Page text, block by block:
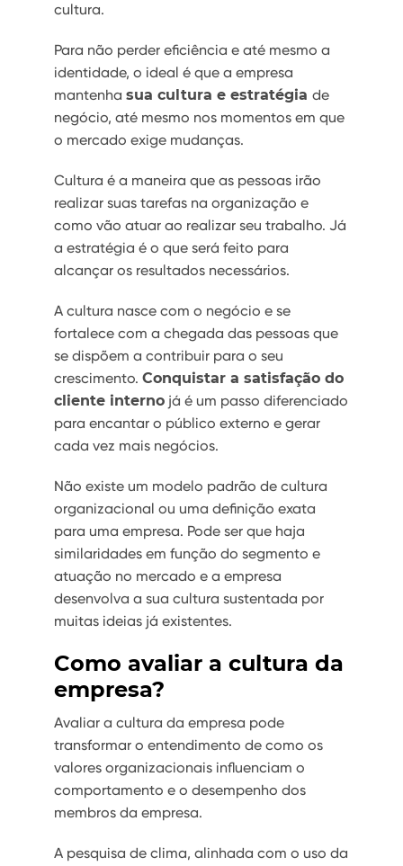
cultura.
Para não perder eficiência e até mesmo a
identidade, o ideal é que a empresa
mantenha sua cultura e estratégia de
negócio, até mesmo nos momentos em que
o mercado exige mudanças.
Cultura é a maneira que as pessoas irão
realizar suas tarefas na organização e
como vão atuar ao realizar seu trabalho. Já
a estratégia é o que será feito para
alcançar os resultados necessários.
A cultura nasce com o negócio e se
fortalece com a chegada das pessoas que
se dispõem a contribuir para o seu
crescimento. Conquistar a satisfação do
cliente interno já é um passo diferenciado
para encantar o público externo e gerar
cada vez mais negócios.
Não existe um modelo padrão de cultura
organizacional ou uma definição exata
para uma empresa. Pode ser que haja
similaridades em função do segmento e
atuação no mercado e a empresa
desenvolva a sua cultura sustentada por
muitas ideias já existentes.
Como avaliar a cultura da
empresa?
Avaliar a cultura da empresa pode
transformar o entendimento de como os
valores organizacionais influenciam o
comportamento e o desempenho dos
membros da empresa.
A pesquisa de clima, alinhada com o uso da